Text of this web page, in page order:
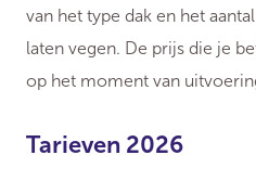
van het type dak en het
laten vegen. De prijs die je
op het moment van
Tarieven 2026